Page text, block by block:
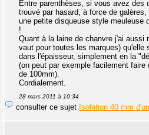
Entre parenthèses, si vous avez des
trouvé par hasard, à force de
une petite disqueuse style meuleuse
!
Quant à la laine de chanvre j'ai aussi
vaut pour toutes les marques) qu'elle
dans l'épaisseur, simplement en la
(on peut par exemple facilement faire
de 100mm).
Cordialement.
28 mars 2011 à 10:34
consulter ce sujet Isolation 40 mm